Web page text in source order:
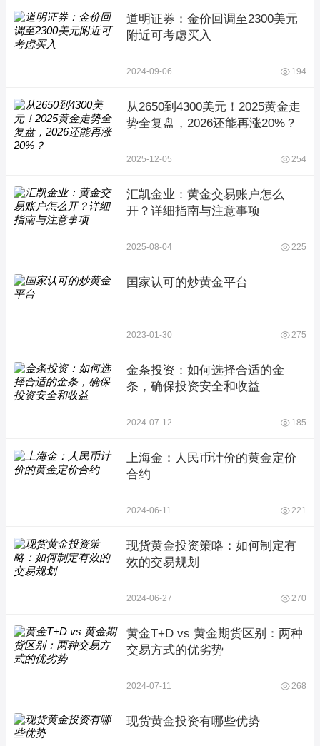
道明证券：金价回调至2300美元
附近可考虑买入
2024-09-06 194
从2650到4300美元！2025黄金走
势全复盘，2026还能再涨20%？
2025-12-05 254
汇凯金业：黄金交易账户怎么
开？详细指南与注意事项
2025-08-04 225
国家认可的炒黄金平台
2023-01-30 275
金条投资：如何选择合适的金
条，确保投资安全和收益
2024-07-12 185
上海金：人民币计价的黄金定价
合约
2024-06-11 221
现货黄金投资策略：如何制定有
效的交易规划
2024-06-27 270
黄金T+D vs 黄金期货区别：两种
交易方式的优劣势
2024-07-11 268
现货黄金投资有哪些优势